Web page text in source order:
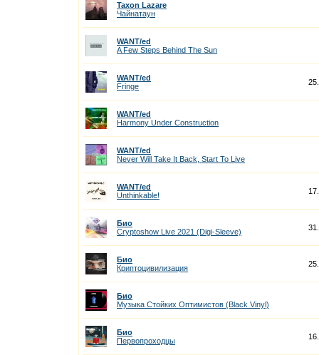
Taxon Lazare
Чайнатаун
WANT/ed
A Few Steps Behind The Sun
WANT/ed
Fringe
WANT/ed
Harmony Under Construction
WANT/ed
Never Will Take It Back, Start To Live
WANT/ed
Unthinkable!
Био
Cryptoshow Live 2021 (Digi-Sleeve)
Био
Криптоцивилизация
Био
Музыка Стойких Оптимистов (Black Vinyl)
Био
Первопроходцы